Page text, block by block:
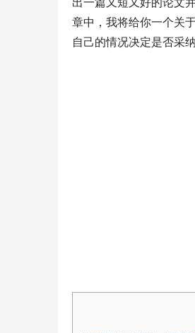
章中，我将给你一个关
自己的情况决定是否采